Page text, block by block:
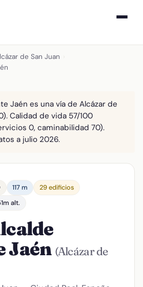
de San Juan
Jaén es una vía de Alcázar de
Calidad de vida 57/100
0, caminabilidad 70).
a julio 2026.
117 m
29 edificios
alt.
Jaén (Alcázar de